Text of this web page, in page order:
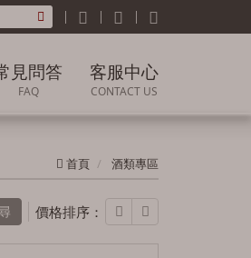
見問答
FAQ
品/價格/品質
及退貨問題
客服中心
CONTACT US
業務洽詢
首頁 酒類專區
價格排序：